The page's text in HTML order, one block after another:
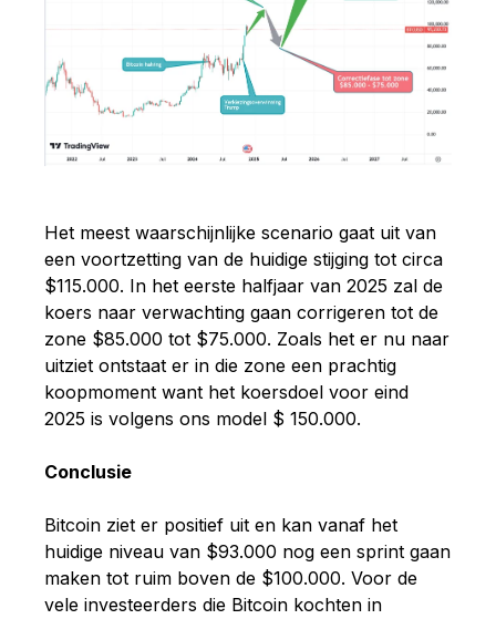
Het meest waarschijnlijke scenario gaat uit van
een voortzetting van de huidige stijging tot circa
$115.000. In het eerste halfjaar van 2025 zal de
koers naar verwachting gaan corrigeren tot de
zone $85.000 tot $75.000. Zoals het er nu naar
uitziet ontstaat er in die zone een prachtig
koopmoment want het koersdoel voor eind
2025 is volgens ons model $ 150.000.
Conclusie
Bitcoin ziet er positief uit en kan vanaf het
huidige niveau van $93.000 nog een sprint gaan
maken tot ruim boven de $100.000. Voor de
vele investeerders die Bitcoin kochten in